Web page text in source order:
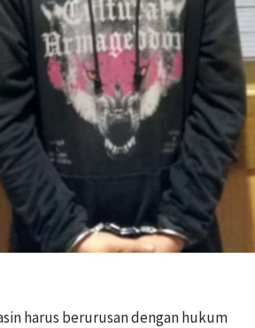
harus berurusan dengan hukum